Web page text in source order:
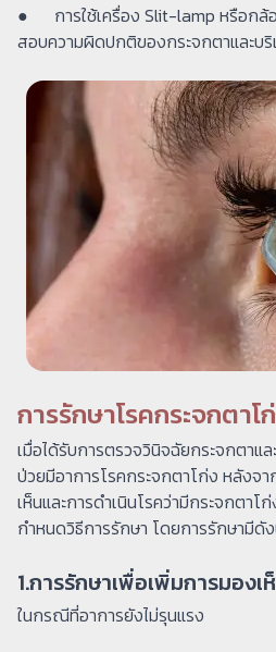
● การใช้เครื่อง Slit-lamp หรือกล้
สอบความผิดปกติของกระจกตาและบ
การรักษาโรคกระจกตาโ
เมื่อได้รับการตรวจวินิจฉัยกระจกตาแ
ป่วยมีอาการโรคกระจกตาโก่ง หลังจ
เห็นและการดำเนินโรคว่ามีกระจกตาโ
กำหนดวิธีการรักษา โดยการรักษามีดั
1.การรักษาเพื่อเพิ่มการมองเ
ในกรณีที่อาการยังไม่รุนแรง